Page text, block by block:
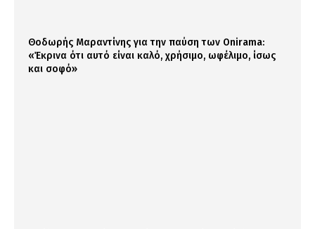
Θοδωρής Μαραντίνης για την παύση των Onirama:
«Έκρινα ότι αυτό είναι καλό, χρήσιμο, ωφέλιμο, ίσως
και σοφό»